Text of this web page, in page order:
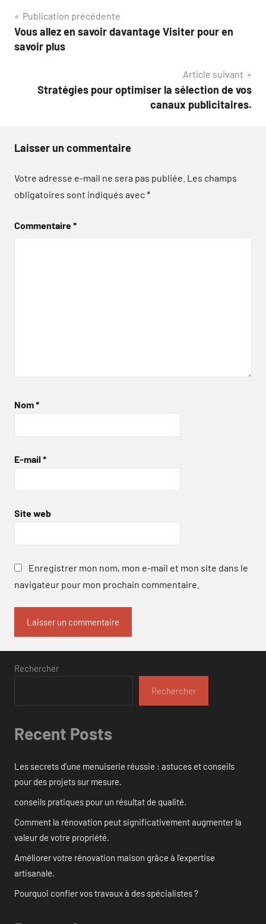
Navigation
de
Publication précédente
Vous allez en savoir davantage Visiter pour en
savoir plus
Article suivant
Stratégies pour optimiser la sélection de vos
canaux publicitaires.
Laisser un commentaire
Votre adresse e-mail ne sera pas publiée. Les champs
obligatoires sont indiqués avec*
Commentaire*
Nom*
E-mail *
Site web
Enregistrer mon nom, mon e-mail et mon site dans le
navigateur pour mon prochain commentaire.
Rechercher
Rechercher
Recent Posts
Les secrets d’une menuiserie réussie : astuces et conseils
pour des projets sur mesure.
conseils pratiques pour un résultat de qualité.
Comment la rénovation peut significativement augmenter la
valeur de votre propriété.
Améliorer votre rénovation maison grâce à l’expertise
artisanale.
Pourquoi confier vos travaux à des spécialistes ?